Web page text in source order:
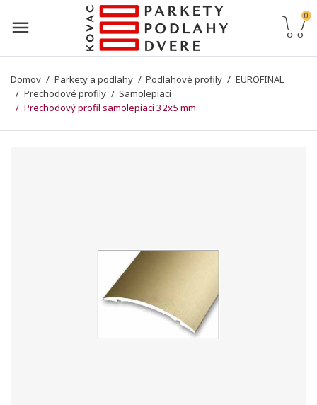
0
Domov Parkety a podlahy Podlahové profily
EUROFINAL
Prechodové profily
Samolepiaci
Prechodový profil samolepiaci 32x5 mm